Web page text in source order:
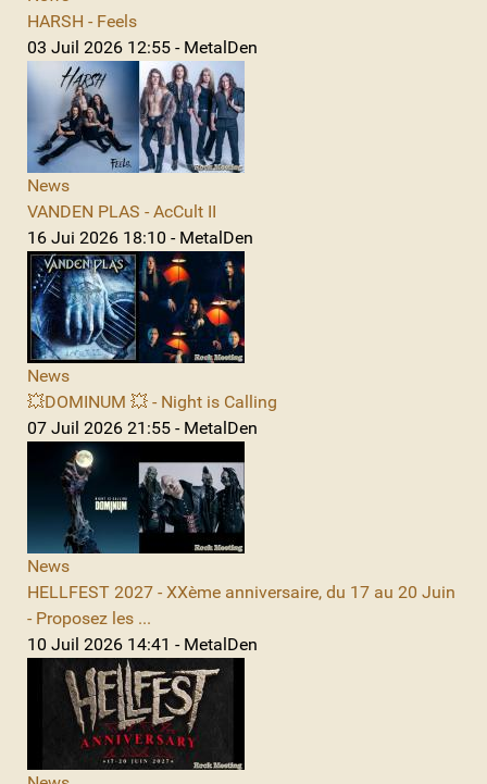
HARSH - Feels
03 Juil 2026 12:55 - MetalDen
News
VANDEN PLAS - AcCult II
16 Jui 2026 18:10 - MetalDen
News
💥DOMINUM 💥 - Night is Calling
07 Juil 2026 21:55 - MetalDen
News
HELLFEST 2027 - XXème anniversaire, du 17 au 20 Juin
- Proposez les ...
10 Juil 2026 14:41 - MetalDen